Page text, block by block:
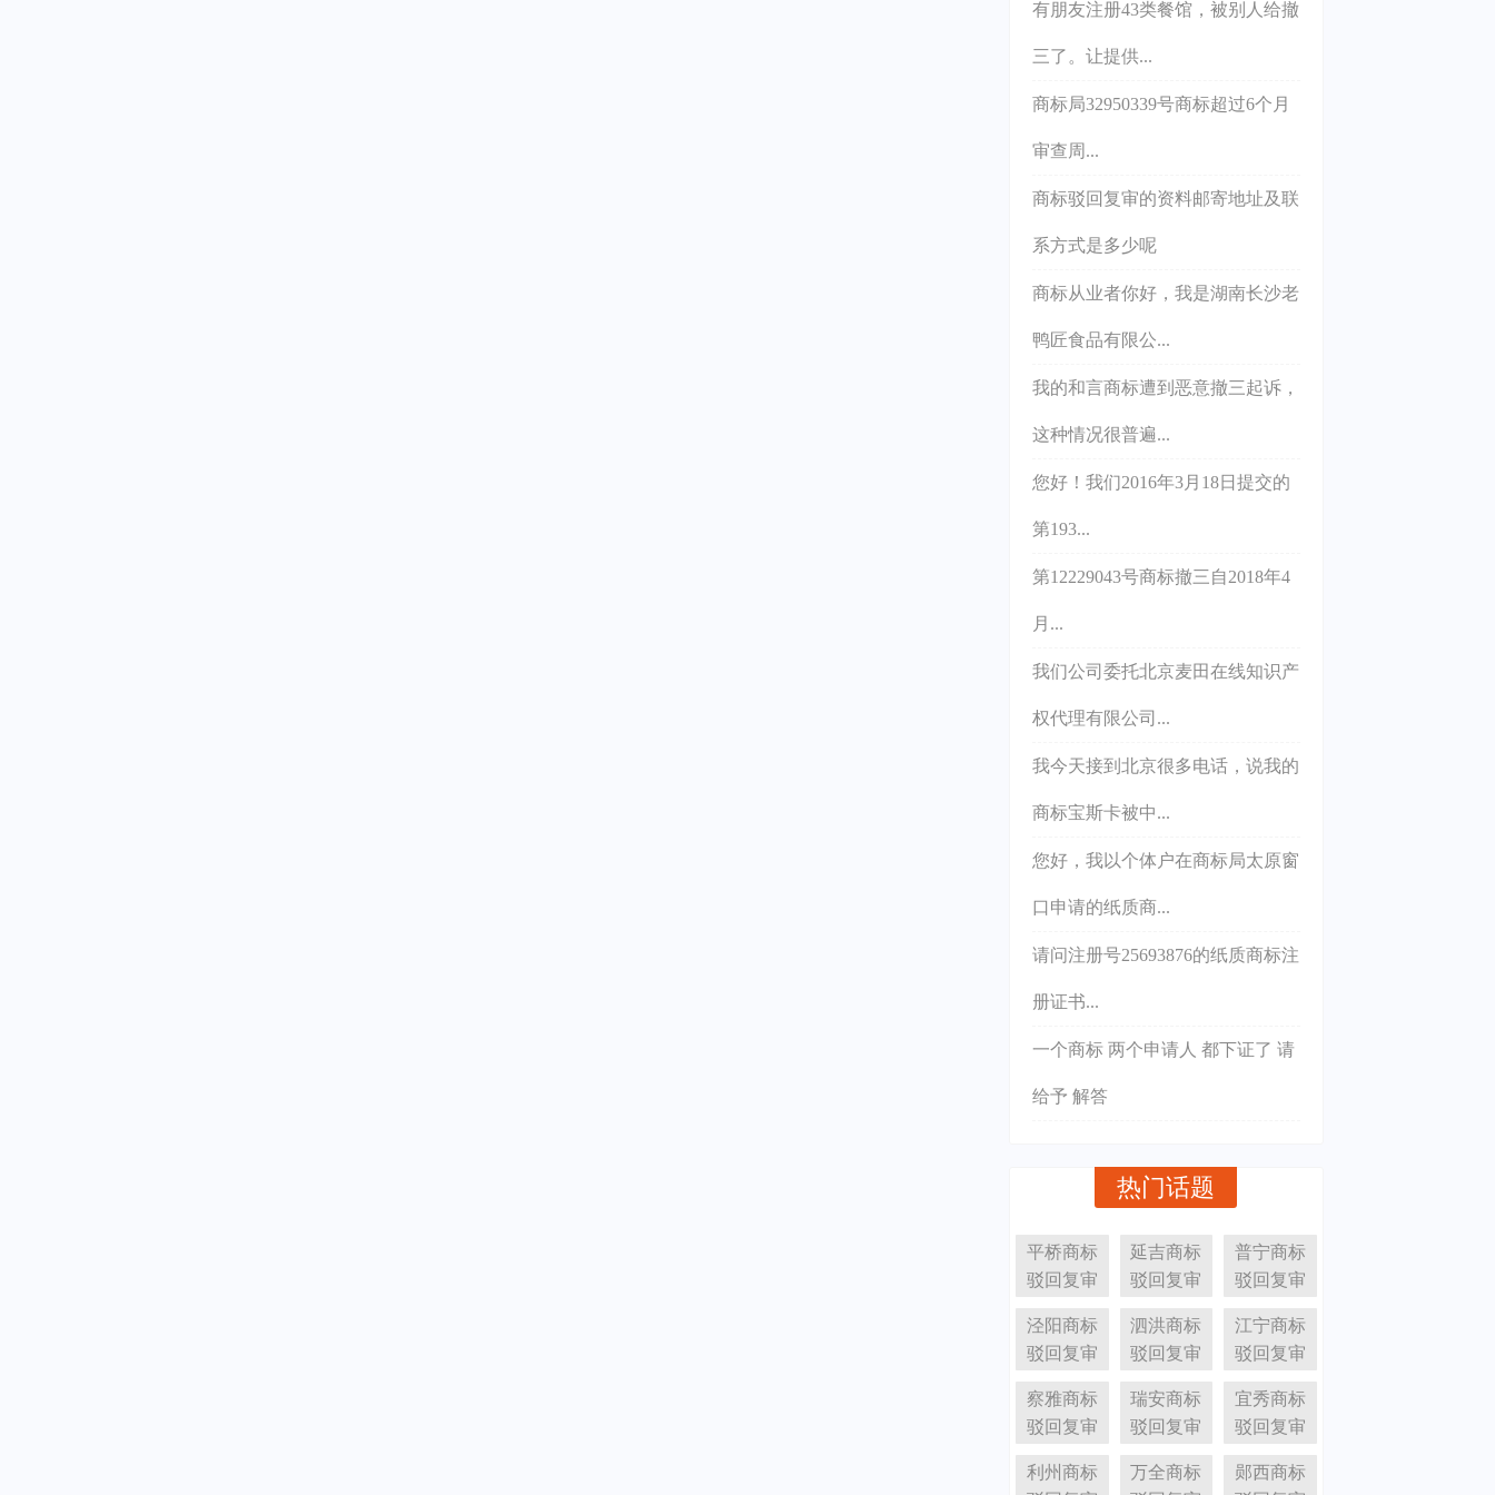
有朋友注册43类餐馆，被别人给撤
三了。让提供...
商标局32950339号商标超过6个月
审查周...
商标驳回复审的资料邮寄地址及联
系方式是多少呢
商标从业者你好，我是湖南长沙老
鸭匠食品有限公...
我的和言商标遭到恶意撤三起诉，
这种情况很普遍...
您好！我们2016年3月18日提交的
第193...
第12229043号商标撤三自2018年4
月...
我们公司委托北京麦田在线知识产
权代理有限公司...
我今天接到北京很多电话，说我的
商标宝斯卡被中...
您好，我以个体户在商标局太原窗
口申请的纸质商...
请问注册号25693876的纸质商标注
册证书...
一个商标 两个申请人 都下证了 请
给予 解答
热门话题
平桥商标
驳回复审
延吉商标
驳回复审
普宁商标
驳回复审
泾阳商标
驳回复审
泗洪商标
驳回复审
江宁商标
驳回复审
察雅商标
驳回复审
瑞安商标
驳回复审
宜秀商标
驳回复审
利州商标
万全商标
郧西商标